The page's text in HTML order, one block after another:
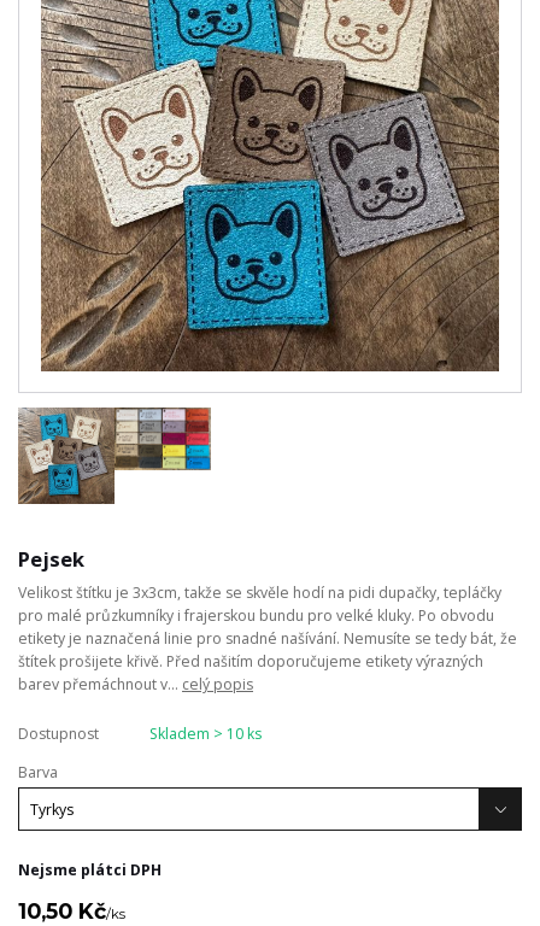
Pejsek
Velikost štítku je 3x3cm, takže se skvěle hodí na pidi dupačky, tepláčky
pro malé průzkumníky i frajerskou bundu pro velké kluky. Po obvodu
etikety je naznačená linie pro snadné našívání. Nemusíte se tedy bát, že
štítek prošijete křivě. Před našitím doporučujeme etikety výrazných
barev přemáchnout v... celý popis
Dostupnost
Skladem > 10 ks
Barva
Nejsme plátci DPH
10,50 Kč/ks